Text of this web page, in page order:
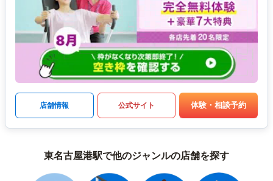
店舗情報 公式サイト 体験・相談予約
東名古屋港駅で他のジャンルの店舗を探す